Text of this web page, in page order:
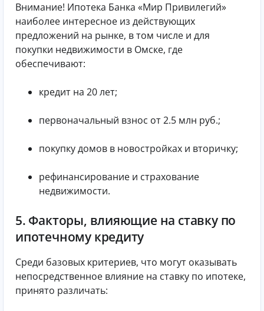
Внимание! Ипотека Банка «Мир Привилегий»
наиболее интересное из действующих
предложений на рынке, в том числе и для
покупки недвижимости в Омске, где
обеспечивают:
кредит на 20 лет;
первоначальный взнос от 2.5 млн руб.;
покупку домов в новостройках и вторичку;
рефинансирование и страхование
недвижимости.
5. Факторы, влияющие на ставку по
ипотечному кредиту
Среди базовых критериев, что могут оказывать
непосредственное влияние на ставку по ипотеке,
принято различать: